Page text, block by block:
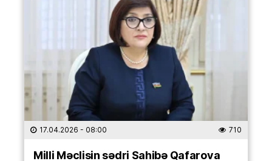
17.04.2026 - 08:00 710
Milli Məclisin sədri Sahibə Qafarova